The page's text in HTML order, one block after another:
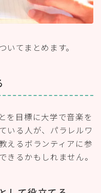
てまとめます。
を目標に大学で音楽を
いる人が、パラレルワ
えるボランティアに参
きるかもしれません。